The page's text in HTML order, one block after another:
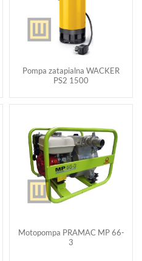
Pompa zatapialna WACKER
PS2 1500
Motopompa PRAMAC MP 66-
3